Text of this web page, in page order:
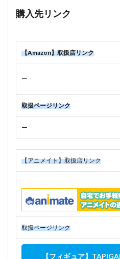
購入先リンク
【Amazon】取扱店リンク
ー
取扱ページリンク
ー
【アニメイト】取扱店リンク
取扱ページリンク
【フィギュア】